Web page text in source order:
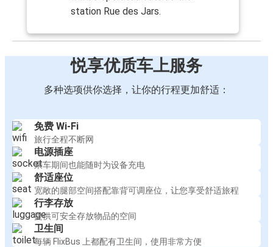
station Rue des Jars.
悦享优质车上服务
多种选项供你选择，让你的行程更加舒适：
免费 Wi-Fi
旅行全程不断网
电源插座
乘车期间也能随时为设备充电
舒适座位
宽敞的腿部空间搭配靠背可调座位，让您享受舒适旅程
行李存放
提供可安全存放物品的空间
卫生间
每辆 FlixBus 上都配有卫生间，使用非常方便